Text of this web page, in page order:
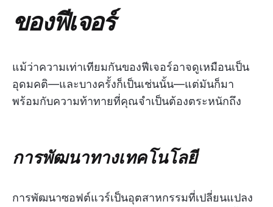
ของฟีเจอร์
แม้ว่าความเท่าเทียมกันของฟีเจอร์อาจดูเหมือนเป็น
อุดมคติ—และบางครั้งก็เป็นเช่นนั้น—แต่มันก็มา
พร้อมกับความท้าทายที่คุณจำเป็นต้องตระหนักถึง
การพัฒนาทางเทคโนโลยี
การพัฒนาซอฟต์แวร์เป็นอุตสาหกรรมที่เปลี่ยนแปลง